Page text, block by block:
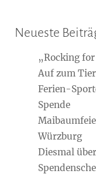
Neueste
„Rocking
Auf zum
Ferien-
Spende
Würzburg
Diesmal